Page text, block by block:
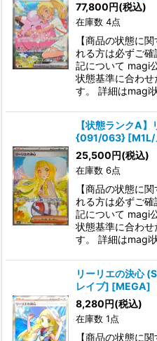
並び順:
絞
77,800円(税込)
在庫数 4点
【商品の状態に
れる方は必ずご
記について magi
状態基準に合わ
す。 詳細はmagi
【状態ランクA
{091/063} [M1L/
25,500円(税込)
在庫数 6点
【商品の状態に
れる方は必ずご
記について magi
状態基準に合わ
す。 詳細はmagi
リーリエの決心
レイブ] [MEGA]
8,280円(税込)
在庫数 1点
【商品の状態に